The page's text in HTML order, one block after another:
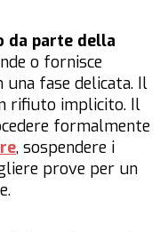
da parte della
o fornisce
una fase delicata. Il
rifiuto implicito. Il
formalmente
, sospendere i
prove per un